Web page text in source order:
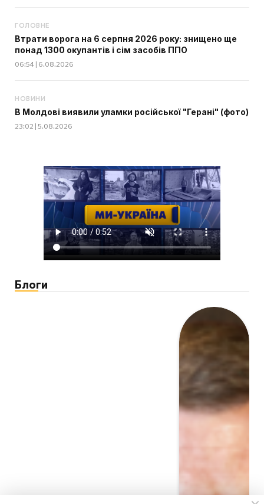
ГОЛОВНЕ
Втрати ворога на 6 серпня 2026 року: знищено ще
понад 1300 окупантів і сім засобів ППО
06:54 | 6.08.2026
НОВИНИ
В Молдові виявили уламки російської "Герані" (фото)
23:02 | 5.08.2026
Блоги